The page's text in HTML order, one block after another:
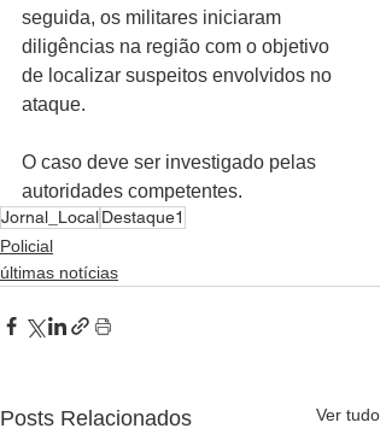
seguida, os militares iniciaram
diligências na região com o objetivo
de localizar suspeitos envolvidos no
ataque.
O caso deve ser investigado pelas
autoridades competentes.
Jornal_LocalDestaque1
Policial
últimas notícias
Posts Relacionados Ver tudo